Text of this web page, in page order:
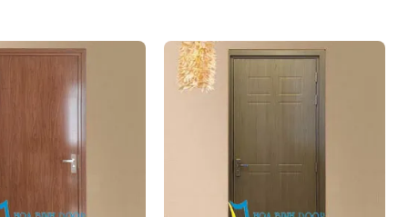
công trình
công trình công nghiệp và dân dụng như chung cư, Biệt thự, nhà